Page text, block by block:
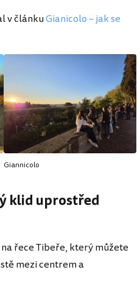
v článkuGianicolo – jak se
Giannicolo
klid uprostřed
řece Tibeře, který můžete
mezi centrem a